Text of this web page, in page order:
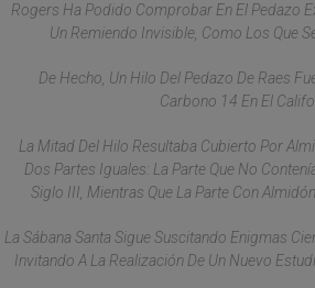
Rogers Ha Podido Comprobar En El Pedazo
Un Remiendo Invisible, Como Los Que
De Hecho, Un Hilo Del Pedazo De Raes
Carbono 14 En El
La Mitad Del Hilo Resultaba Cubierto Por
Dos Partes Iguales: La Parte Que No
Siglo III, Mientras Que La Parte Con
La Sábana Santa Sigue Suscitando Enigmas
Invitando A La Realización De Un Nuevo